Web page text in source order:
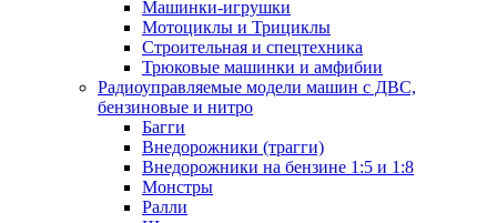
Машинки-игрушки
Мотоциклы и Трициклы
Строительная и спецтехника
Трюковые машинки и амфибии
Радиоуправляемые модели машин с ДВС,
бензиновые и нитро
Багги
Внедорожники (трагги)
Внедорожники на бензине 1:5 и 1:8
Монстры
Ралли